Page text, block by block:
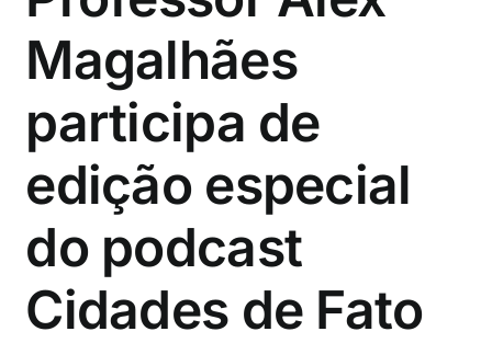
Magalhães
participa de
edição especial
do podcast
Cidades de Fato